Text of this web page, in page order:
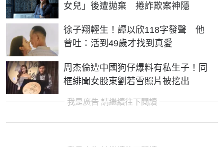
女兒」後遭拋棄 捲詐欺案神隱
徐子翔輕生！譚以欣118字發聲 他
曾吐：活到49歲才找到真愛
周杰倫遭中國狗仔爆料有私生子！同
框緋聞女股東劉若雪照片被挖出
我是廣告 請繼續往下閱讀